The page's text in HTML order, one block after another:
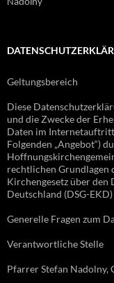
Nadolny
Geltungsbereich
Diese
und die Zwecke der
Daten im
Folgenden „Angebot“)
rechtlichen Grundlagen
Kirchengesetz über den
Deutschland (DSG-
Generelle Fragen zum
Verantwortliche Stelle
Pfarrer Stefan Nadolny,